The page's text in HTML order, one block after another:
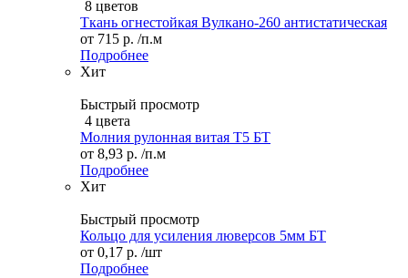
8 цветов
Ткань огнестойкая Вулкано-260 антистатическая
от 715 р. /п.м
Подробнее
Хит
Быстрый просмотр
4 цвета
Молния рулонная витая Т5 БТ
от 8,93 р. /п.м
Подробнее
Хит
Быстрый просмотр
Кольцо для усиления люверсов 5мм БТ
от 0,17 р. /шт
Подробнее